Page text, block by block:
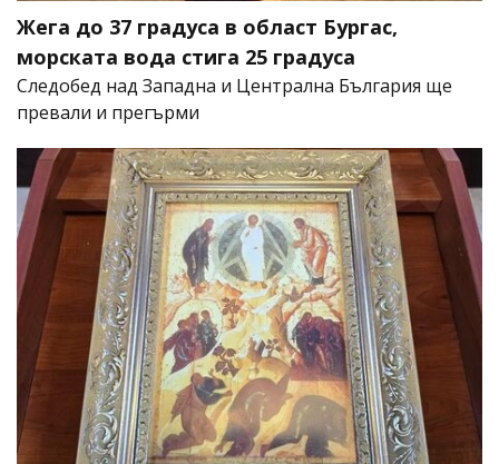
Жега до 37 градуса в област Бургас,
морската вода стига 25 градуса
Следобед над Западна и Централна България ще
превали и прегърми